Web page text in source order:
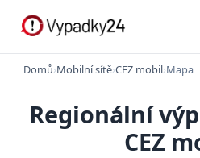
Domů›Mobilní sítě›CEZ mobil›Mapa
Regionální
CEZ